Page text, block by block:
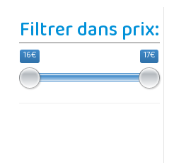
Filtrer dans prix:
16€ 17€